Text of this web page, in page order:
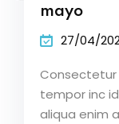
mayo
27/04/
Consectetur
tempor inc
aliqua enim